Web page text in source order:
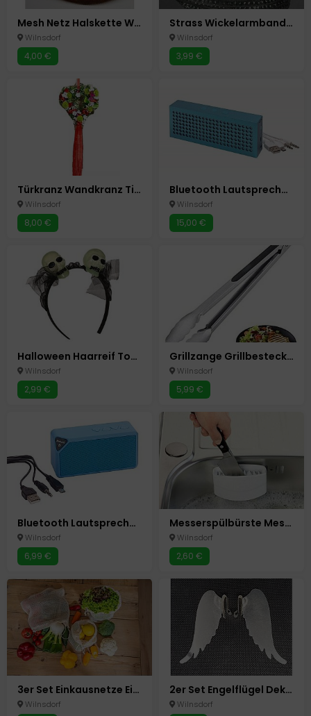
Mesh Netz Halskette Wickelarmband 6Farben
Wilnsdorf
4,00 €
Strass Wickelarmband Lederoptik weiß - grau
Wilnsdorf
3,99 €
Türkranz Wandkranz Tischkranz Blumen Neu Herz
Wilnsdorf
8,00 €
Bluetooth Lautsprecher Box Speaker "Brick " Blau Neu
Wilnsdorf
15,00 €
Halloween Haarreif Totenkopf Nachleuchtende Totenköpfe Glow in the Dark Karneval
Wilnsdorf
2,99 €
Grillzange Grillbesteck Grillen Grill Zange 40 cm
Wilnsdorf
5,99 €
Bluetooth Lautsprecher Box " Cuboid " Blau Neu Speaker
Wilnsdorf
6,99 €
Messerspülbürste Messer Besteck Spezial Reinigungs Bürste Spülbürste Neu
Wilnsdorf
2,60 €
3er Set Einkausnetze Einkaufsnetz Tasche Einkaufstaschen Obst+Gemüse Netze
Wilnsdorf
2er Set Engelflügel Deko Flügel für Gläser und Kerzen Windlichter Shabby Chic
Wilnsdorf